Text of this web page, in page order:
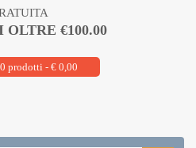
OLTRE €100.00
0 prodotti - € 0,00